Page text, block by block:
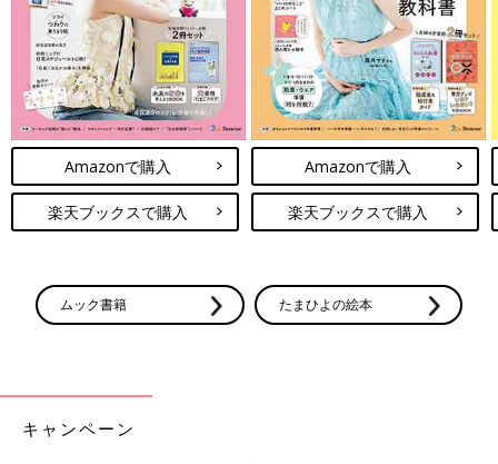
Amazonで購入
楽天ブックスで購入
Amazonで購入
楽天ブックスで購入
ムック書籍 たまひよの絵本
キャンペーン